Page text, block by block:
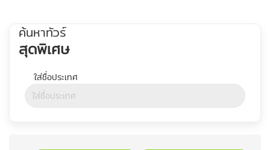
ค้นหาทัวร์
สุดพิเศษ